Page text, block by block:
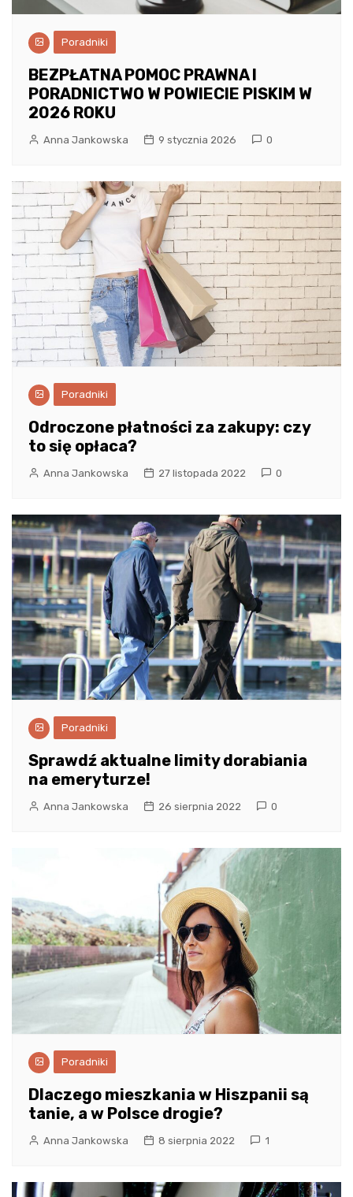
Poradniki
BEZPŁATNA POMOC PRAWNA I
PORADNICTWO W POWIECIE PISKIM W
2026 ROKU
Anna Jankowska 9 stycznia 2026 0
Poradniki
Odroczone płatności za zakupy: czy
to się opłaca?
Anna Jankowska 27 listopada 2022 0
Poradniki
Sprawdź aktualne limity dorabiania
na emeryturze!
Anna Jankowska 26 sierpnia 2022 0
Poradniki
Dlaczego mieszkania w Hiszpanii są
tanie, a w Polsce drogie?
Anna Jankowska 8 sierpnia 2022 1